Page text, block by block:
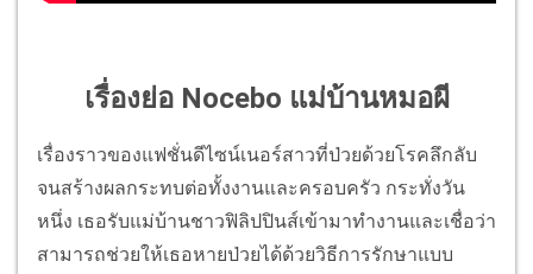
เรื่องย่อ Nocebo แม่บ้านหมอผี
เรื่องราวของแฟชั่นดีไซน์เนอร์สาวที่ป่วยด้วยโรคลึกลับ
จนสร้างผลกระทบต่อทั้งงานและครอบครัว กระทั่งวัน
หนึ่ง เธอรับแม่บ้านชาวฟิลิปปินส์เข้ามาทำงานและเชื่อว่า
สามารถช่วยให้เธอหายป่วยได้ด้วยวิธีการรักษาแบบ